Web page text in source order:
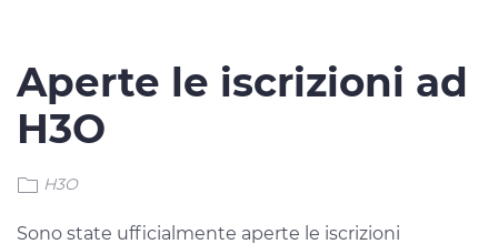
Aperte le iscrizioni ad
H3O
H3O
Sono state ufficialmente aperte le iscrizioni